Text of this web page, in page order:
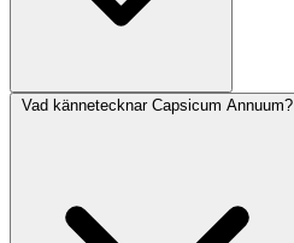
Vad kännetecknar Capsicum Annuum?